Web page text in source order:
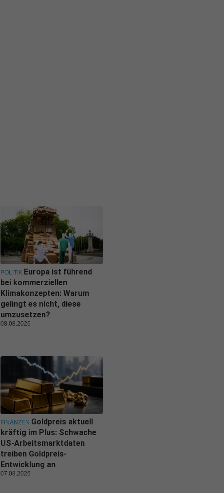
POLITIK Europa ist führend
bei kommerziellen
Klimakonzepten: Warum
gelingt es nicht, diese
umzusetzen?
08.08.2026
FINANZEN Goldpreis aktuell
kräftig im Plus: Schwache
US-Arbeitsmarktdaten
treiben Goldpreis-
Entwicklung an
07.08.2026